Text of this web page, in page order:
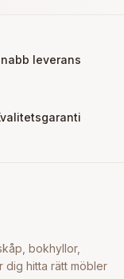
leverans
bokhyllor,
dig hitta rätt möbler